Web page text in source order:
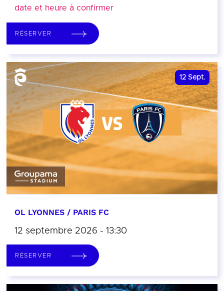
date et heure à confirmer
RÉSERVER
12 Sept.
OL LYONNES / PARIS FC
12 septembre 2026 - 13:30
RÉSERVER